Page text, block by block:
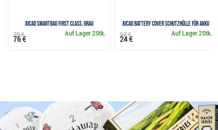
JuCad Smartbag First Class, grau
Auf Lager 2Stk.
79 €
76 €
JuCad Battery Cover Schutzhülle für Akku
Auf Lager 2Stk.
32 €
24 €